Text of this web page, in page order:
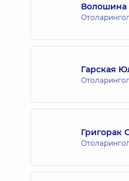
Волошина
Гарская
Григорак